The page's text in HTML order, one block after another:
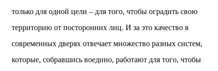
только для одной цели – для того, чтобы оградить свою
территорию от посторонних лиц. И за это качество в
современных дверях отвечает множество разных систем,
которые, собравшись воедино, работают для того, чтобы